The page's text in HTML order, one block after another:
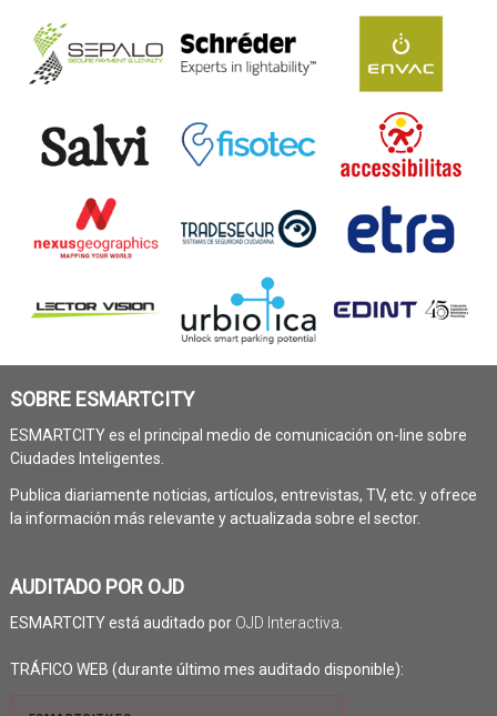
SOBRE ESMARTCITY
ESMARTCITY es el principal medio de comunicación on-line sobre
Ciudades Inteligentes.
Publica diariamente noticias, artículos, entrevistas, TV, etc. y ofrece
la información más relevante y actualizada sobre el sector.
AUDITADO POR OJD
ESMARTCITY está auditado por OJD Interactiva.
TRÁFICO WEB (durante último mes auditado disponible):